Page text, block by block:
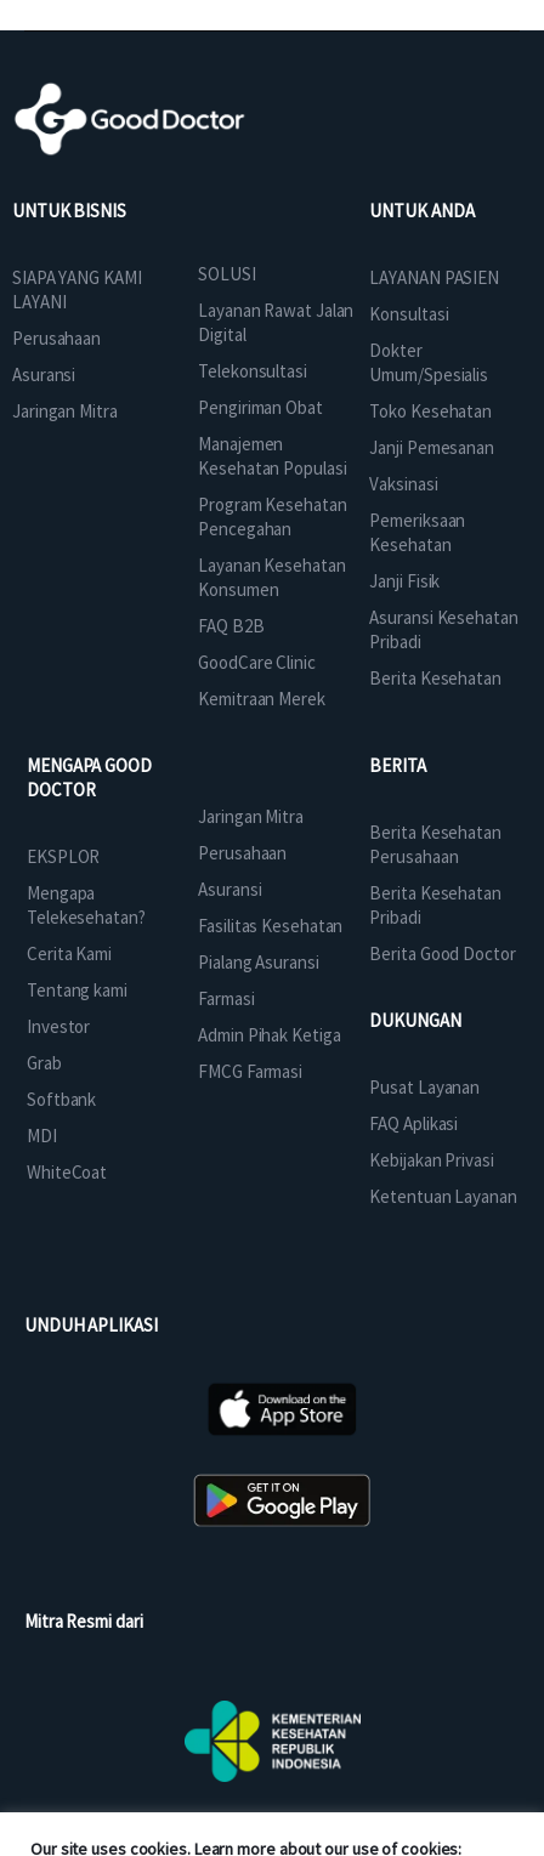
Our site uses cookies. Learn more about our use of cookies:
UNTUK BISNIS
SIAPA YANG KAMI
LAYANI
Perusahaan
Asuransi
Jaringan Mitra
SOLUSI
Layanan Rawat Jalan
Digital
Telekonsultasi
Pengiriman Obat
Manajemen
Kesehatan Populasi
Program Kesehatan
Pencegahan
Layanan Kesehatan
Konsumen
FAQ B2B
GoodCare Clinic
Kemitraan Merek
UNTUK ANDA
LAYANAN PASIEN
Konsultasi
Dokter
Umum/Spesialis
Toko Kesehatan
Janji Pemesanan
Vaksinasi
Pemeriksaan
Kesehatan
Janji Fisik
Asuransi Kesehatan
Pribadi
Berita Kesehatan
MENGAPA GOOD
DOCTOR
EKSPLOR
Mengapa
Telekesehatan?
Cerita Kami
Tentang kami
Investor
Grab
Softbank
MDI
WhiteCoat
Jaringan Mitra
Perusahaan
Asuransi
Fasilitas Kesehatan
Pialang Asuransi
Farmasi
Admin Pihak Ketiga
FMCG Farmasi
BERITA
Berita Kesehatan
Perusahaan
Berita Kesehatan
Pribadi
Berita Good Doctor
DUKUNGAN
Pusat Layanan
FAQ Aplikasi
Kebijakan Privasi
Ketentuan Layanan
UNDUH APLIKASI
Mitra Resmi dari